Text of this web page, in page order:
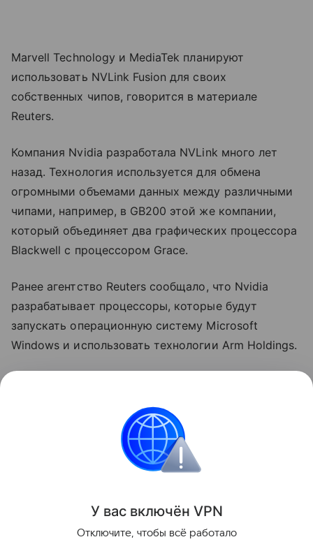
Marvell Technology и MediaTek планируют
использовать NVLink Fusion для своих
собственных чипов, говорится в материале
Reuters.
Компания Nvidia разработала NVLink много лет
назад. Технология используется для обмена
огромными объемами данных между различными
чипами, например, в GB200 этой же компании,
который объединяет два графических процессора
Blackwell с процессором Grace.
Ранее агентство Reuters сообщало, что Nvidia
разрабатывает процессоры, которые будут
запускать операционную систему Microsoft
Windows и использовать технологии Arm Holdings.
В понедельник генеральный директор Nvidia
заявил, что компьютер находится в стадии
производства и будет готов «через несколько
У вас включён VPN
Отключите, чтобы всё работало